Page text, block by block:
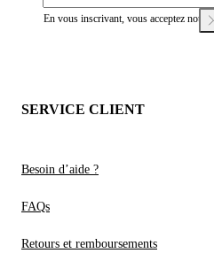
En vous inscrivant, vous acceptez notre
SERVICE CLIENT
Besoin d’aide ?
FAQs
Retours et remboursements